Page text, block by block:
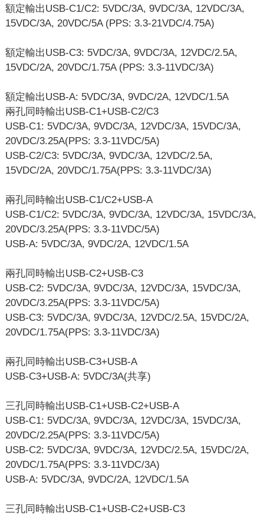
額定輸出USB-C1/C2: 5VDC/3A, 9VDC/3A, 12VDC/3A,
15VDC/3A, 20VDC/5A (PPS: 3.3-21VDC/4.75A)
額定輸出USB-C3: 5VDC/3A, 9VDC/3A, 12VDC/2.5A,
15VDC/2A, 20VDC/1.75A (PPS: 3.3-11VDC/3A)
額定輸出USB-A: 5VDC/3A, 9VDC/2A, 12VDC/1.5A
兩孔同時輸出USB-C1+USB-C2/C3
USB-C1: 5VDC/3A, 9VDC/3A, 12VDC/3A, 15VDC/3A,
20VDC/3.25A(PPS: 3.3-11VDC/5A)
USB-C2/C3: 5VDC/3A, 9VDC/3A, 12VDC/2.5A,
15VDC/2A, 20VDC/1.75A(PPS: 3.3-11VDC/3A)
兩孔同時輸出USB-C1/C2+USB-A
USB-C1/C2: 5VDC/3A, 9VDC/3A, 12VDC/3A, 15VDC/3A,
20VDC/3.25A(PPS: 3.3-11VDC/5A)
USB-A: 5VDC/3A, 9VDC/2A, 12VDC/1.5A
兩孔同時輸出USB-C2+USB-C3
USB-C2: 5VDC/3A, 9VDC/3A, 12VDC/3A, 15VDC/3A,
20VDC/3.25A(PPS: 3.3-11VDC/5A)
USB-C3: 5VDC/3A, 9VDC/3A, 12VDC/2.5A, 15VDC/2A,
20VDC/1.75A(PPS: 3.3-11VDC/3A)
兩孔同時輸出USB-C3+USB-A
USB-C3+USB-A: 5VDC/3A(共享)
三孔同時輸出USB-C1+USB-C2+USB-A
USB-C1: 5VDC/3A, 9VDC/3A, 12VDC/3A, 15VDC/3A,
20VDC/2.25A(PPS: 3.3-11VDC/5A)
USB-C2: 5VDC/3A, 9VDC/3A, 12VDC/2.5A, 15VDC/2A,
20VDC/1.75A(PPS: 3.3-11VDC/3A)
USB-A: 5VDC/3A, 9VDC/2A, 12VDC/1.5A
三孔同時輸出USB-C1+USB-C2+USB-C3